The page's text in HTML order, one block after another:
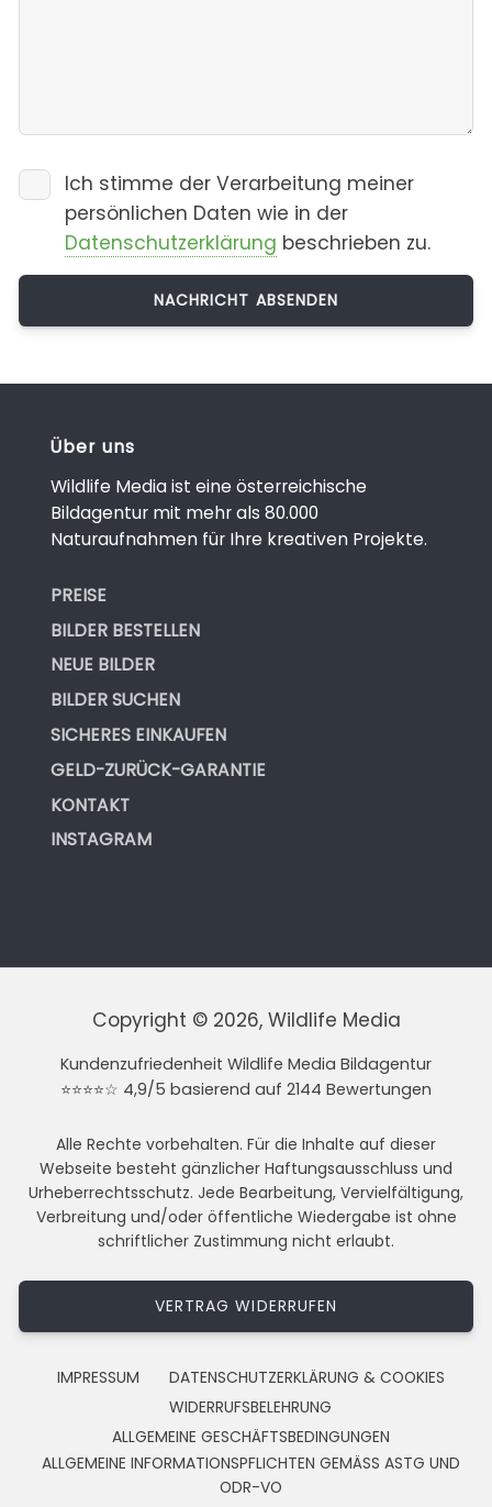
Ich stimme der Verarbeitung meiner
persönlichen Daten wie in der
Datenschutzerklärung beschrieben zu.
Über uns
Wildlife Media ist eine österreichische
Bildagentur mit mehr als 80.000
Naturaufnahmen für Ihre kreativen Projekte.
PREISE
BILDER BESTELLEN
NEUE BILDER
BILDER SUCHEN
SICHERES EINKAUFEN
GELD-ZURÜCK-GARANTIE
KONTAKT
INSTAGRAM
Copyright © 2026, Wildlife Media
Kundenzufriedenheit Wildlife Media Bildagentur
⭐⭐⭐⭐☆ 4,9/5 basierend auf 2144 Bewertungen
Alle Rechte vorbehalten. Für die Inhalte auf dieser
Webseite besteht gänzlicher Haftungsausschluss und
Urheberrechtsschutz. Jede Bearbeitung, Vervielfältigung,
Verbreitung und/oder öffentliche Wiedergabe ist ohne
schriftlicher Zustimmung nicht erlaubt.
VERTRAG WIDERRUFEN
IMPRESSUM
DATENSCHUTZERKLÄRUNG & COOKIES
WIDERRUFSBELEHRUNG
ALLGEMEINE GESCHÄFTSBEDINGUNGEN
ALLGEMEINE INFORMATIONSPFLICHTEN GEMÄSS ASTG UND
ODR-VO